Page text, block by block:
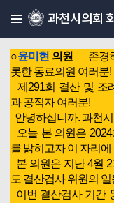
과천시의회
O 7분 자유발언(윤미
○윤미현 의원 존경하
롯한 동료의원 여러분!
제291회 결산 및 조
과 공직자 여러분!
안녕하십니까. 과천
오늘 본 의원은
를 밝히고자 이 자리에
본 의원은 지난 4월
도 결산검사 위원의
이번 결산검사 기간